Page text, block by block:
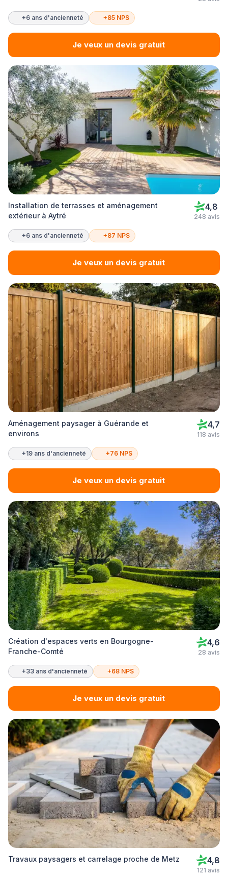
+6 ans d'ancienneté +85 NPS
Je veux un devis gratuit
Installation de terrasses et aménagement
extérieur à Aytré
4,8
248 avis
+6 ans d'ancienneté +87 NPS
Je veux un devis gratuit
Aménagement paysager à Guérande et
environs
4,7
118 avis
+19 ans d'ancienneté +76 NPS
Je veux un devis gratuit
Création d'espaces verts en Bourgogne-
Franche-Comté
4,6
28 avis
+33 ans d'ancienneté +68 NPS
Je veux un devis gratuit
Travaux paysagers et carrelage proche de Metz 4,8
121 avis